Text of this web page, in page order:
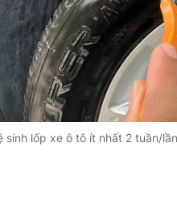
sinh lốp xe ô tô ít nhất 2 tuần/